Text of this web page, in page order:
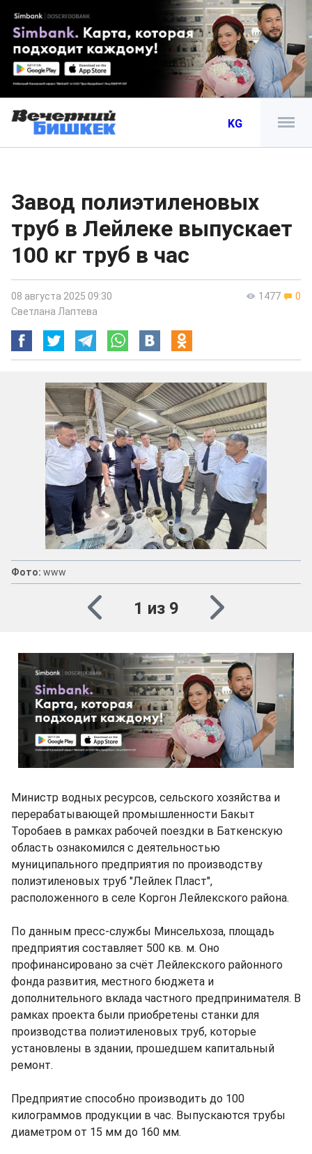
KG
Завод полиэтиленовых
труб в Лейлеке выпускает
100 кг труб в час
1477 0
08 августа 2025 09:30
Светлана Лаптева
Фото: www
1 из 9
Министр водных ресурсов, сельского хозяйства и
перерабатывающей промышленности Бакыт
Торобаев в рамках рабочей поездки в Баткенскую
область ознакомился с деятельностью
муниципального предприятия по производству
полиэтиленовых труб "Лейлек Пласт",
расположенного в селе Коргон Лейлекского района.
По данным пресс-службы Минсельхоза, площадь
предприятия составляет 500 кв. м. Оно
профинансировано за счёт Лейлекского районного
фонда развития, местного бюджета и
дополнительного вклада частного предпринимателя. В
рамках проекта были приобретены станки для
производства полиэтиленовых труб, которые
установлены в здании, прошедшем капитальный
ремонт.
Предприятие способно производить до 100
килограммов продукции в час. Выпускаются трубы
диаметром от 15 мм до 160 мм.